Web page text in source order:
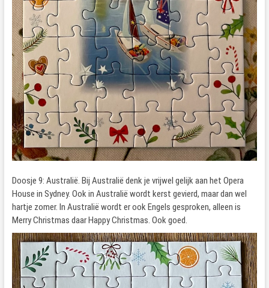
Doosje 9: Australië. Bij Australië denk je vrijwel gelijk aan het Opera
House in Sydney. Ook in Australië wordt kerst gevierd, maar dan wel
hartje zomer. In Australië wordt er ook Engels gesproken, alleen is
Merry Christmas daar Happy Christmas. Ook goed.